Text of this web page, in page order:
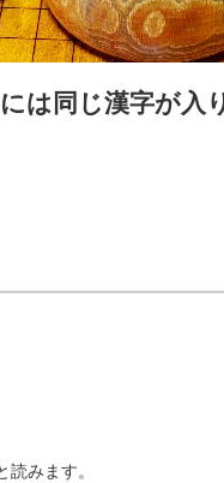
は同じ漢字が
読みます。